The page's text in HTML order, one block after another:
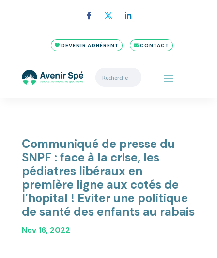
DEVENIR ADHÉRENT CONTACT
Communiqué de presse du
SNPF : face à la crise, les
pédiatres libéraux en
première ligne aux cotés de
l’hopital ! Eviter une politique
de santé des enfants au rabais
Nov 16, 2022